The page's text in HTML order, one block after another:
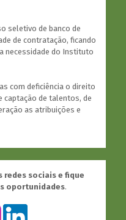
seletivo de banco de
de contratação, ficando
necessidade do Instituto
com deficiência o direito
captação de talentos, de
as atribuições e
redes sociais e fique
oportunidades.